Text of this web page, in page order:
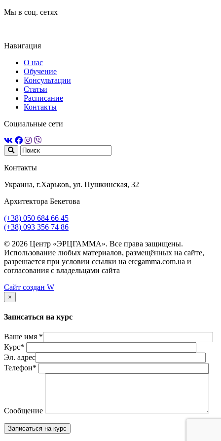
Мы в соц. сетях
Навигация
О нас
Обучение
Консультации
Статьи
Расписание
Контакты
Социальные сети
Контакты
Украина, г.Харьков, ул. Пушкинская, 32
Архитектора Бекетова
(+38) 050 684 66 45
(+38) 093 356 74 86
© 2026 Центр «ЭРЦГАММА». Все права защищены.
Использование любых материалов, размещённых на сайте,
разрешается при условии ссылки на ercgamma.com.ua и
согласования с владельцами сайта
Сайт создан W
×
Записаться на курс
Ваше имя *
Курс*
Эл. адрес
Телефон*
Сообщение